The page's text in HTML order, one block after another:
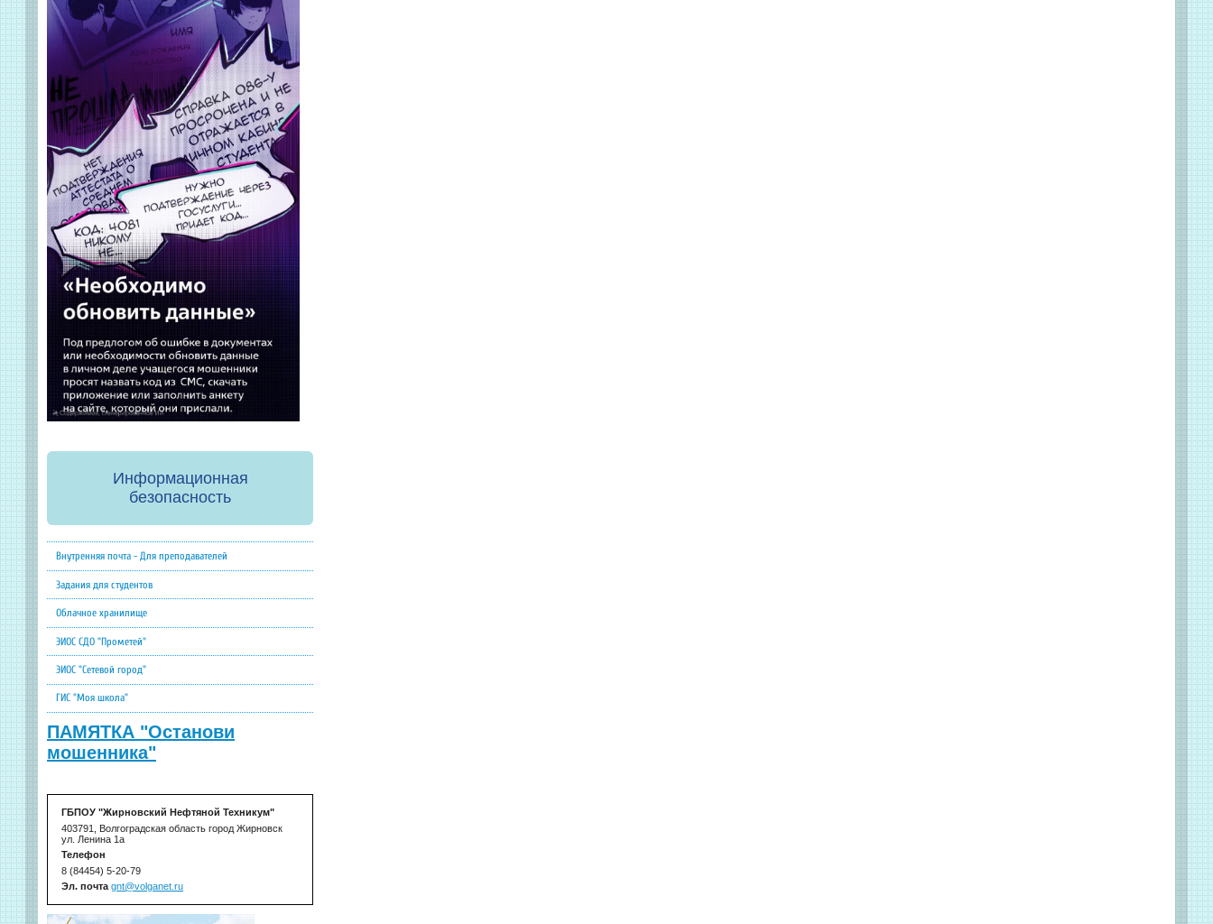
Информационная
безопасность
Внутренняя почта - Для преподавателей
Задания для студентов
Облачное хранилище
ЭИОС СДО "Прометей"
ЭИОС "Сетевой город"
ГИС "Моя школа"
ПАМЯТКА "Останови
мошенника"
ГБПОУ "Жирновский Нефтяной Техникум"
403791, Волгоградская область город Жирновск
ул. Ленина 1а
Телефон
8 (84454) 5-20-79
Эл. почта gnt@volganet.ru